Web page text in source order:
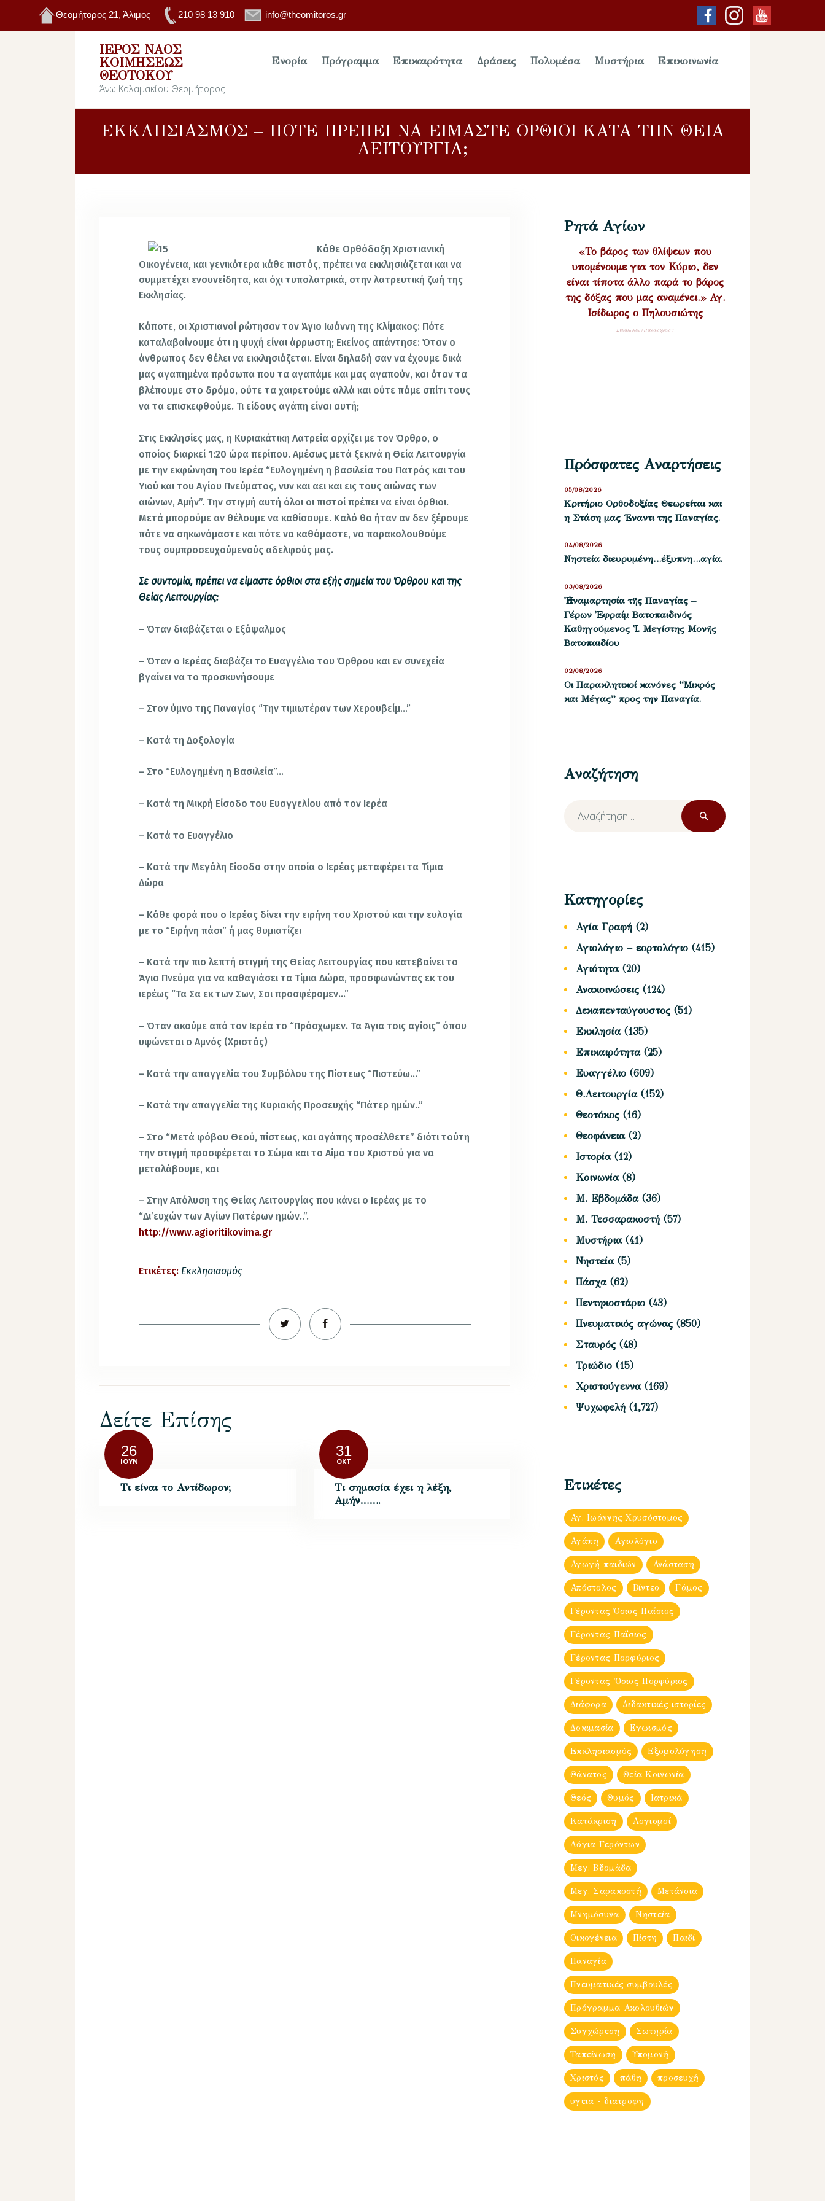
Θεομήτορος 21, Άλιμος 210 98 13 910 info@theomitoros.gr
ΙΕΡΌΣ ΝΑΌΣ
ΚΟΙΜΉΣΕΩΣ
ΘΕΟΤΌΚΟΥ
Άνω Καλαμακίου Θεομήτορος
Ενορία Πρόγραμμα Επικαιρότητα Δράσεις Πολυμέσα Μυστήρια Επικοινωνία
ΕΚΚΛΗΣΙΑΣΜΟΣ – ΠΟΤΕ ΠΡΕΠΕΙ ΝΑ ΕΙΜΑΣΤΕ ΟΡΘΙΟΙ ΚΑΤΑ ΤΗΝ ΘΕΙΑ
ΛΕΙΤΟΥΡΓΙΑ;
Κάθε Ορθόδοξη Χριστιανική
Οικογένεια, και γενικότερα κάθε πιστός, πρέπει να εκκλησιάζεται και να
συμμετέχει ενσυνείδητα, και όχι τυπολατρικά, στην λατρευτική ζωή της
Εκκλησίας.
Κάποτε, οι Χριστιανοί ρώτησαν τον Άγιο Ιωάννη της Κλίμακος: Πότε
καταλαβαίνουμε ότι η ψυχή είναι άρρωστη; Εκείνος απάντησε: Όταν ο
άνθρωπος δεν θέλει να εκκλησιάζεται. Είναι δηλαδή σαν να έχουμε δικά
μας αγαπημένα πρόσωπα που τα αγαπάμε και μας αγαπούν, και όταν τα
βλέπουμε στο δρόμο, ούτε τα χαιρετούμε αλλά και ούτε πάμε σπίτι τους
να τα επισκεφθούμε. Τι είδους αγάπη είναι αυτή;
Στις Εκκλησίες μας, η Κυριακάτικη Λατρεία αρχίζει με τον Όρθρο, ο
οποίος διαρκεί 1:20 ώρα περίπου. Αμέσως μετά ξεκινά η Θεία Λειτουργία
με την εκφώνηση του Ιερέα “Ευλογημένη η βασιλεία του Πατρός και του
Υιού και του Αγίου Πνεύματος, νυν και αει και εις τους αιώνας των
αιώνων, Αμήν”. Την στιγμή αυτή όλοι οι πιστοί πρέπει να είναι όρθιοι.
Μετά μπορούμε αν θέλουμε να καθίσουμε. Καλό θα ήταν αν δεν ξέρουμε
πότε να σηκωνόμαστε και πότε να καθόμαστε, να παρακολουθούμε
τους συμπροσευχούμενούς αδελφούς μας.
Σε συντομία, πρέπει να είμαστε όρθιοι στα εξής σημεία του Όρθρου και της
Θείας Λειτουργίας:
– Όταν διαβάζεται ο Εξάψαλμος
– Όταν ο Ιερέας διαβάζει το Ευαγγέλιο του Όρθρου και εν συνεχεία
βγαίνει να το προσκυνήσουμε
– Στον ύμνο της Παναγίας “Την τιμιωτέραν των Χερουβείμ…”
– Κατά τη Δοξολογία
– Στο “Ευλογημένη η Βασιλεία”…
– Κατά τη Μικρή Είσοδο του Ευαγγελίου από τον Ιερέα
– Κατά το Ευαγγέλιο
– Κατά την Μεγάλη Είσοδο στην οποία ο Ιερέας μεταφέρει τα Τίμια
Δώρα
– Κάθε φορά που ο Ιερέας δίνει την ειρήνη του Χριστού και την ευλογία
με το “Ειρήνη πάσι” ή μας θυμιατίζει
– Κατά την πιο λεπτή στιγμή της Θείας Λειτουργίας που κατεβαίνει το
Άγιο Πνεύμα για να καθαγιάσει τα Τίμια Δώρα, προσφωνώντας εκ του
ιερέως “Τα Σα εκ των Σων, Σοι προσφέρομεν…”
– Όταν ακούμε από τον Ιερέα το “Πρόσχωμεν. Τα Άγια τοις αγίοις” όπου
υψώνεται ο Αμνός (Χριστός)
– Κατά την απαγγελία του Συμβόλου της Πίστεως “Πιστεύω…”
– Κατά την απαγγελία της Κυριακής Προσευχής “Πάτερ ημών..”
– Στο “Μετά φόβου Θεού, πίστεως, και αγάπης προσέλθετε” διότι τούτη
την στιγμή προσφέρεται το Σώμα και το Αίμα του Χριστού για να
μεταλάβουμε, και
– Στην Απόλυση της Θείας Λειτουργίας που κάνει ο Ιερέας με το
“Δι’ευχών των Αγίων Πατέρων ημών..”.
http://www.agioritikovima.gr
Ετικέτες: Εκκλησιασμός
Δείτε Επίσης
26
ΙΟΎΝ
Τι είναι το Αντίδωρον;
31
ΟΚΤ
Τι σημασία έχει η λέξη,
Αμήν…….
Ρητά Αγίων
«Το βάρος των θλίψεων που
υπομένουμε για τον Κύριο, δεν
είναι τίποτα άλλο παρά το βάρος
της δόξας που μας αναμένει.» Αγ.
Ισίδωρος ο Πηλουσιώτης
Σύναξη Νέων Παλαιοχωρίου
Πρόσφατες Αναρτήσεις
Kριτήριο Oρθοδοξίας Θεωρείται και
η Στάση μας ΄Εναντι της Παναγίας.
05/08/2026
Νηστεία διευρυμένη…έξυπνη…αγία.
04/08/2026
Ἡ ἀναμαρτησία τῆς Παναγίας –
Γέρων Ἐφραίμ Βατοπαιδινός
Καθηγούμενος Ἱ. Μεγίστης Μονῆς
Βατοπαιδίου
03/08/2026
Οι Παρακλητικοί κανόνες “Μικρός
και Μέγας” προς την Παναγία.
02/08/2026
Αναζήτηση
Αναζήτηση
για:
Κατηγορίες
Αγία Γραφή (2)
Αγιολόγιο – εορτολόγιο (415)
Αγιότητα(20)
Ανακοινώσεις (124)
Δεκαπενταύγουστος (51)
Εκκλησία(135)
Επικαιρότητα(25)
Ευαγγέλιο (609)
Θ.Λειτουργία(152)
Θεοτόκος (16)
Θεοφάνεια(2)
Ιστορία(12)
Κοινωνία(8)
Μ. Εβδομάδα(36)
Μ. Τεσσαρακοστή (57)
Μυστήρια(41)
Νηστεία(5)
Πάσχα(62)
Πεντηκοστάριο (43)
Πνευματικός αγώνας (850)
Σταυρός (48)
Τριώδιο (15)
Χριστούγεννα(169)
Ψυχωφελή (1,727)
Ετικέτες
Αγ. Ιωάννης Χρυσόστομος
Αγάπη Αγιολόγιο
Αγωγή παιδιών Ανάσταση
Απόστολος Βίντεο Γάμος
Γέροντας Όσιος Παΐσιος
Γέροντας Παΐσιος
Γέροντας Πορφύριος
Γέροντας Ὀσιος Πορφύριος
Διάφορα Διδακτικές ιστορίες
Δοκιμασία Εγωισμός
Εκκλησιασμός Εξομολόγηση
Θάνατος Θεία Κοινωνία
Θεός Θυμός Ιατρικά
Κατάκριση Λογισμοί
Λόγια Γερόντων
Μεγ. Βδομἀδα
Μεγ. Σαρακοστή Μετάνοια
Μνημόσυνα Νηστεία
Οικογένεια Πίστη Παιδί
Παναγία
Πνευματικές συμβουλές
Πρόγραμμα Ακολουθιών
Συγχώρεση Σωτηρία
Ταπείνωση Υπομονή
Χριστός πάθη προσευχή
υγεια - διατροφη